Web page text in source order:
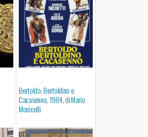
Bertoldo, Bertoldino e
Cacasenno, 1984, di Mario
Monicelli